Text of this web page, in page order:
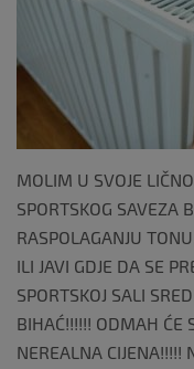
MOLIM U SVOJE
SPORTSKOG SAVEZA
RASPOLAGANJU
ILI JAVI GDJE DA SE
SPORTSKOJ SALI
BIHAĆ!!!!!! ODMAH ĆE
NEREALNA CIJENA!!!!!